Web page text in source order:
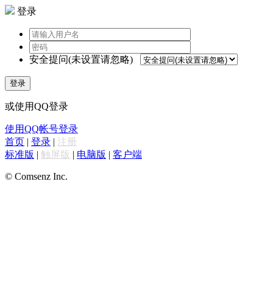
登录
安全提问(未设置请忽略)
登录
或使用QQ登录
使用QQ帐号登录
首页 | 登录 | 注册
标准版 | 触屏版 | 电脑版 | 客户端
© Comsenz Inc.